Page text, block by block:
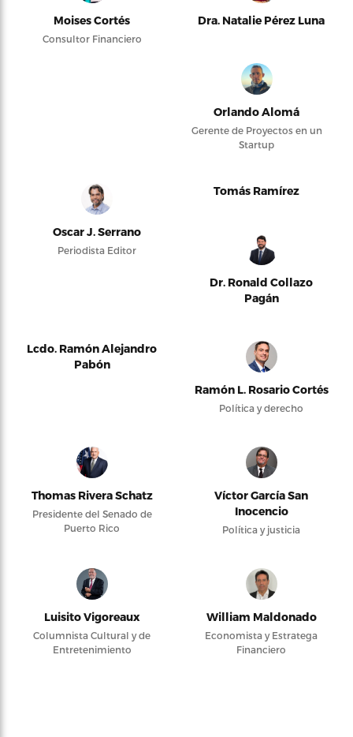
Moises Cortés
Consultor Financiero
Dra. Natalie Pérez Luna
Orlando Alomá
Gerente de Proyectos en un
Startup
Oscar J. Serrano
Periodista Editor
Tomás Ramírez
Dr. Ronald Collazo
Pagán
Lcdo. Ramón Alejandro
Pabón
Ramón L. Rosario Cortés
Política y derecho
Thomas Rivera Schatz
Presidente del Senado de
Puerto Rico
Víctor García San
Inocencio
Política y justicia
Luisito Vigoreaux
Columnista Cultural y de
Entretenimiento
William Maldonado
Economista y Estratega
Financiero